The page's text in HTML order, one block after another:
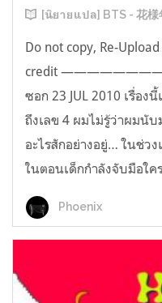
[นิยายแปล] BTS - 花様
Do not copy, Re-Upload
credit
ซอก 23 JUL 2010 เรื่อ
ถึงเลข 4 ผมไม่รู้ว่าผมนั
อะไรสักอย่างอยู่… ในช่ว
ในตอนเด็กกำลังจับมือใ
Phoenix